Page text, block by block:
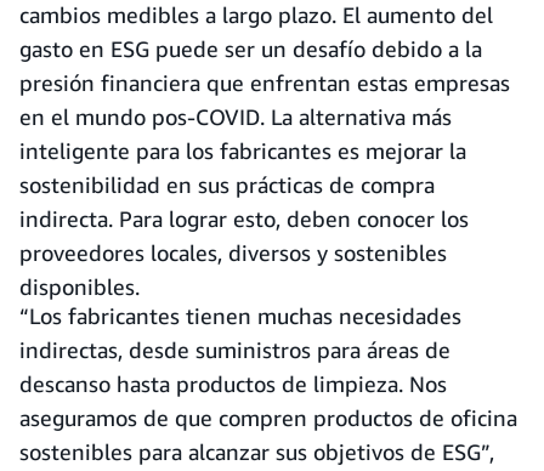
cambios medibles a largo plazo. El aumento del
gasto en ESG puede ser un desafío debido a la
presión financiera que enfrentan estas empresas
en el mundo pos-COVID. La alternativa más
inteligente para los fabricantes es mejorar la
sostenibilidad en sus prácticas de compra
indirecta. Para lograr esto, deben conocer los
proveedores locales, diversos y sostenibles
disponibles.
“Los fabricantes tienen muchas necesidades
indirectas, desde suministros para áreas de
descanso hasta productos de limpieza. Nos
aseguramos de que compren productos de oficina
sostenibles para alcanzar sus objetivos de ESG”,